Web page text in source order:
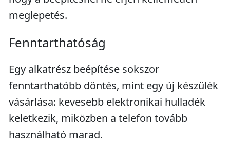
meglepetés.
Fenntarthatóság
Egy alkatrész beépítése sokszor
fenntarthatóbb döntés, mint egy új készülék
vásárlása: kevesebb elektronikai hulladék
keletkezik, miközben a telefon tovább
használható marad.